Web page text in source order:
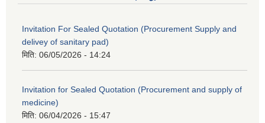
Invitation For Sealed Quotation (Procurement Supply and
delivey of sanitary pad)
मिति: 06/05/2026 - 14:24
Invitation for Sealed Quotation (Procurement and supply of
medicine)
मिति: 06/04/2026 - 15:47